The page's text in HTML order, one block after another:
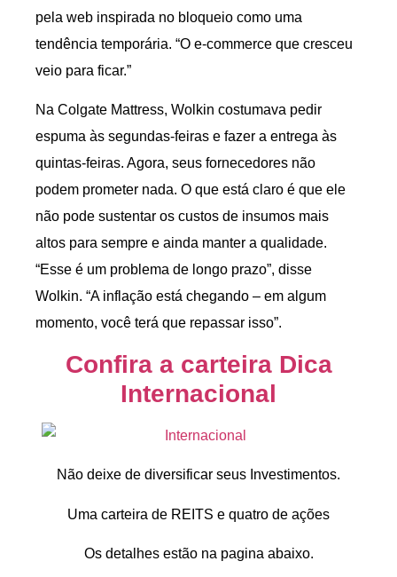
pela web inspirada no bloqueio como uma
tendência temporária. “O e-commerce que cresceu
veio para ficar.”
Na Colgate Mattress, Wolkin costumava pedir
espuma às segundas-feiras e fazer a entrega às
quintas-feiras. Agora, seus fornecedores não
podem prometer nada. O que está claro é que ele
não pode sustentar os custos de insumos mais
altos para sempre e ainda manter a qualidade.
“Esse é um problema de longo prazo”, disse
Wolkin. “A inflação está chegando – em algum
momento, você terá que repassar isso”.
Confira a carteira Dica
Internacional
Não deixe de diversificar seus Investimentos.
Uma carteira de REITS e quatro de ações
Os detalhes estão na pagina abaixo.